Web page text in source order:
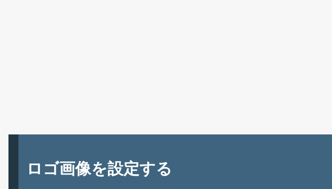
ロゴ画像を設定する